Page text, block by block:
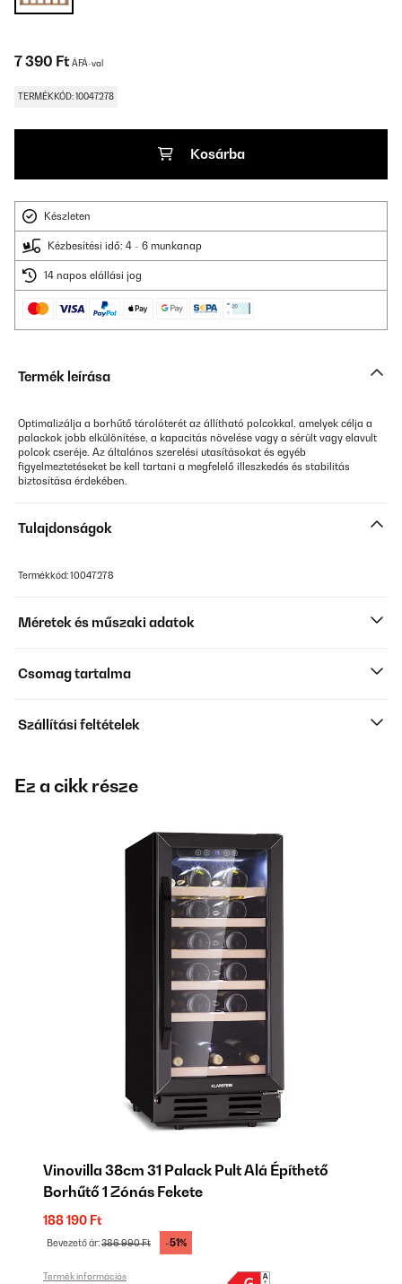
7 390 Ft ÁFÁ-val
TERMÉKKÓD: 10047278
Kosárba
Készleten
Kézbesítési idő: 4 - 6 munkanap
14 napos elállási jog
Termék leírása
Optimalizálja a borhűtő tárolóterét az állítható polcokkal, amelyek célja a
palackok jobb elkülönítése, a kapacitás növelése vagy a sérült vagy elavult
polcok cseréje. Az általános szerelési utasításokat és egyéb
figyelmeztetéseket be kell tartani a megfelelő illeszkedés és stabilitás
biztosítása érdekében.
Tulajdonságok
Termékkód: 10047278
Méretek és műszaki adatok
Csomag tartalma
Szállítási feltételek
Ez a cikk része
Vinovilla 38cm 31 Palack Pult Alá Építhető
Borhűtő 1 Zónás Fekete
188 190 Ft
Bevezető ár:386 990 Ft -51%
Termék információs